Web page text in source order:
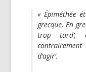
« Épiméthée
grecque. En
trop tard’,
contrairement
d’agir’.